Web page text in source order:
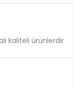
kaliteli ürünlerdir